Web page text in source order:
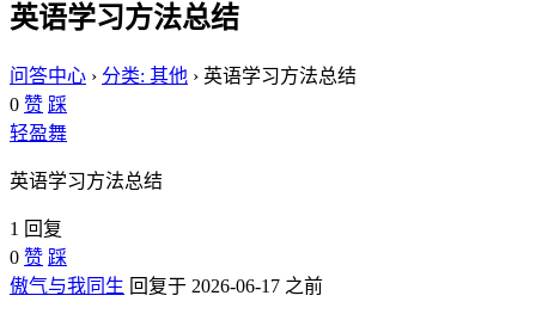
英语学习方法总结
问答中心 › 分类: 其他 › 英语学习方法总结
0 赞 踩
轻盈舞
英语学习方法总结
1 回复
0 赞 踩
傲气与我同生 回复于 2026-06-17 之前